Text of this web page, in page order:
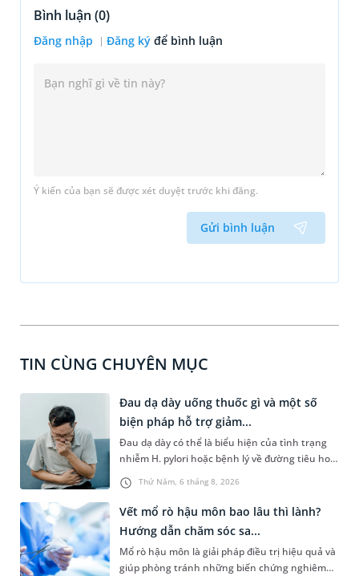
Bình luận (0)
Đăng nhập Đăng ký để bình luận
Ý kiến của bạn sẽ được xét duyệt trước khi đăng.
Gửi bình luận
TIN CÙNG CHUYÊN MỤC
Thứ Năm, 6 tháng 8, 2026
Đau dạ dày uống thuốc gì và một số
biện pháp hỗ trợ giảm...
Đau dạ dày có thể là biểu hiện của tình trạng
nhiễm H. pylori hoặc bệnh lý về đường tiêu hoá
khác. Dựa theo nguyên nhân cụ thể, bác sĩ sẽ
cân nhắc chỉ định phương pháp điều trị, loại
thuốc giảm đau phù hợp. Nếu chưa biết người
bị đau dạ dày uống thuốc gì, bạn đọc có thể
tham khảo thông tin trong bài viết sau.
Vết mổ rò hậu môn bao lâu thì lành?
Hướng dẫn chăm sóc sa...
Mổ rò hậu môn là giải pháp điều trị hiệu quả và
giúp phòng tránh những biến chứng nghiêm